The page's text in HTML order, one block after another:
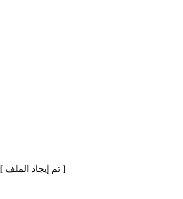
[ تم إيجاد الملف ]